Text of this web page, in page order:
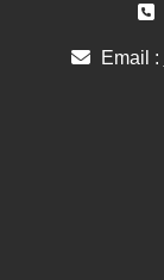
Email :